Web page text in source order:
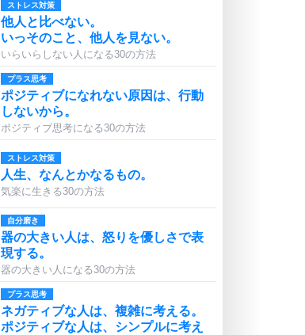
ストレス対策
他人と比べない。
いっそのこと、他人を見ない。
いらいらしない人になる30の方法
プラス思考
ポジティブになれない原因は、行動
しないから。
ポジティブ思考になる30の方法
ストレス対策
人生、なんとかなるもの。
気楽に生きる30の方法
自分磨き
器の大きい人は、怒りを優しさで表
現する。
器の大きい人になる30の方法
プラス思考
ネガティブな人は、複雑に考える。
ポジティブな人は、シンプルに考え